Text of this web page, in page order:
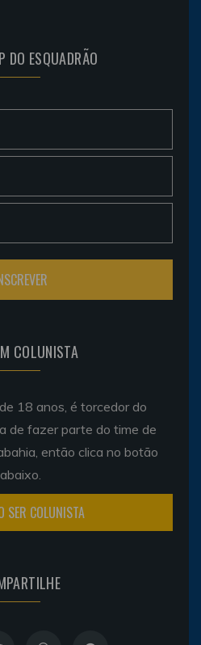
DO ESQUADRÃO
COLUNISTA
18 anos, é torcedor do
de fazer parte do time de
então clica no botão
abaixo.
SER COLUNISTA